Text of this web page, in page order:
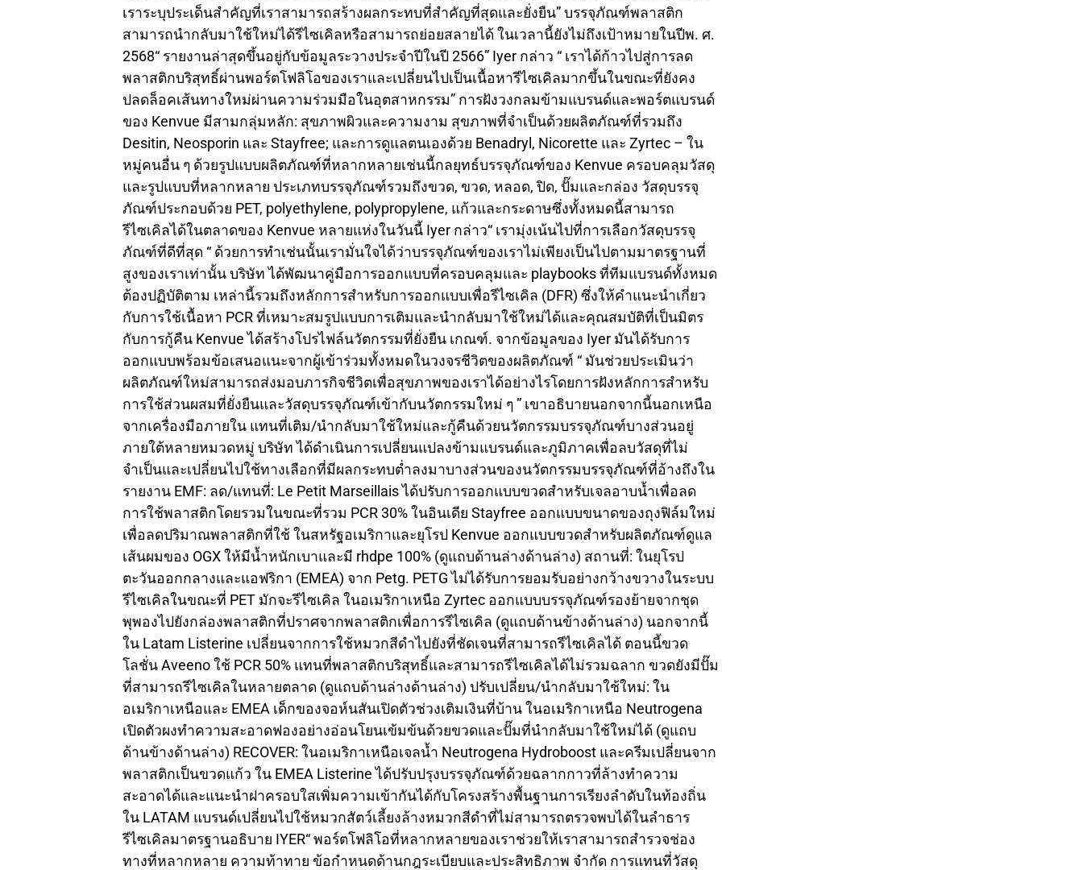
เราระบุประเด็นสำคัญที่เราสามารถสร้างผลกระทบที่สำคัญที่สุดและยั่งยืน” บรรจุภัณฑ์พลาสติก
สามารถนำกลับมาใช้ใหม่ได้รีไซเคิลหรือสามารถย่อยสลายได้ ในเวลานี้ยังไม่ถึงเป้าหมายในปีพ. ศ.
2568“ รายงานล่าสุดขึ้นอยู่กับข้อมูลระวางประจำปีในปี 2566” Iyer กล่าว “ เราได้ก้าวไปสู่การลด
พลาสติกบริสุทธิ์ผ่านพอร์ตโฟลิโอของเราและเปลี่ยนไปเป็นเนื้อหารีไซเคิลมากขึ้นในขณะที่ยังคง
ปลดล็อคเส้นทางใหม่ผ่านความร่วมมือในอุตสาหกรรม” การฝังวงกลมข้ามแบรนด์และพอร์ตแบรนด์
ของ Kenvue มีสามกลุ่มหลัก: สุขภาพผิวและความงาม สุขภาพที่จำเป็นด้วยผลิตภัณฑ์ที่รวมถึง
Desitin, Neosporin และ Stayfree; และการดูแลตนเองด้วย Benadryl, Nicorette และ Zyrtec – ใน
หมู่คนอื่น ๆ ด้วยรูปแบบผลิตภัณฑ์ที่หลากหลายเช่นนี้กลยุทธ์บรรจุภัณฑ์ของ Kenvue ครอบคลุมวัสดุ
และรูปแบบที่หลากหลาย ประเภทบรรจุภัณฑ์รวมถึงขวด, ขวด, หลอด, ปิด, ปั๊มและกล่อง วัสดุบรรจุ
ภัณฑ์ประกอบด้วย PET, polyethylene, polypropylene, แก้วและกระดาษซึ่งทั้งหมดนี้สามารถ
รีไซเคิลได้ในตลาดของ Kenvue หลายแห่งในวันนี้ Iyer กล่าว“ เรามุ่งเน้นไปที่การเลือกวัสดุบรรจุ
ภัณฑ์ที่ดีที่สุด “ ด้วยการทำเช่นนั้นเรามั่นใจได้ว่าบรรจุภัณฑ์ของเราไม่เพียงเป็นไปตามมาตรฐานที่
สูงของเราเท่านั้น บริษัท ได้พัฒนาคู่มือการออกแบบที่ครอบคลุมและ playbooks ที่ทีมแบรนด์ทั้งหมด
ต้องปฏิบัติตาม เหล่านี้รวมถึงหลักการสำหรับการออกแบบเพื่อรีไซเคิล (DFR) ซึ่งให้คำแนะนำเกี่ยว
กับการใช้เนื้อหา PCR ที่เหมาะสมรูปแบบการเติมและนำกลับมาใช้ใหม่ได้และคุณสมบัติที่เป็นมิตร
กับการกู้คืน Kenvue ได้สร้างโปรไฟล์นวัตกรรมที่ยั่งยืน เกณฑ์. จากข้อมูลของ Iyer มันได้รับการ
ออกแบบพร้อมข้อเสนอแนะจากผู้เข้าร่วมทั้งหมดในวงจรชีวิตของผลิตภัณฑ์ “ มันช่วยประเมินว่า
ผลิตภัณฑ์ใหม่สามารถส่งมอบภารกิจชีวิตเพื่อสุขภาพของเราได้อย่างไรโดยการฝังหลักการสำหรับ
การใช้ส่วนผสมที่ยั่งยืนและวัสดุบรรจุภัณฑ์เข้ากับนวัตกรรมใหม่ ๆ ” เขาอธิบายนอกจากนี้นอกเหนือ
จากเครื่องมือภายใน แทนที่เติม/นำกลับมาใช้ใหม่และกู้คืนด้วยนวัตกรรมบรรจุภัณฑ์บางส่วนอยู่
ภายใต้หลายหมวดหมู่ บริษัท ได้ดำเนินการเปลี่ยนแปลงข้ามแบรนด์และภูมิภาคเพื่อลบวัสดุที่ไม่
จำเป็นและเปลี่ยนไปใช้ทางเลือกที่มีผลกระทบต่ำลงมาบางส่วนของนวัตกรรมบรรจุภัณฑ์ที่อ้างถึงใน
รายงาน EMF: ลด/แทนที่: Le Petit Marseillais ได้ปรับการออกแบบขวดสำหรับเจลอาบน้ำเพื่อลด
การใช้พลาสติกโดยรวมในขณะที่รวม PCR 30% ในอินเดีย Stayfree ออกแบบขนาดของถุงฟิล์มใหม่
เพื่อลดปริมาณพลาสติกที่ใช้ ในสหรัฐอเมริกาและยุโรป Kenvue ออกแบบขวดสำหรับผลิตภัณฑ์ดูแล
เส้นผมของ OGX ให้มีน้ำหนักเบาและมี rhdpe 100% (ดูแถบด้านล่างด้านล่าง) สถานที่: ในยุโรป
ตะวันออกกลางและแอฟริกา (EMEA) จาก Petg. PETG ไม่ได้รับการยอมรับอย่างกว้างขวางในระบบ
รีไซเคิลในขณะที่ PET มักจะรีไซเคิล ในอเมริกาเหนือ Zyrtec ออกแบบบรรจุภัณฑ์รองย้ายจากชุด
พุพองไปยังกล่องพลาสติกที่ปราศจากพลาสติกเพื่อการรีไซเคิล (ดูแถบด้านข้างด้านล่าง) นอกจากนี้
ใน Latam Listerine เปลี่ยนจากการใช้หมวกสีดำไปยังที่ชัดเจนที่สามารถรีไซเคิลได้ ตอนนี้ขวด
โลชั่น Aveeno ใช้ PCR 50% แทนที่พลาสติกบริสุทธิ์และสามารถรีไซเคิลได้ไม่รวมฉลาก ขวดยังมีปั๊ม
ที่สามารถรีไซเคิลในหลายตลาด (ดูแถบด้านล่างด้านล่าง) ปรับเปลี่ยน/นำกลับมาใช้ใหม่: ใน
อเมริกาเหนือและ EMEA เด็กของจอห์นสันเปิดตัวช่วงเติมเงินที่บ้าน ในอเมริกาเหนือ Neutrogena
เปิดตัวผงทำความสะอาดฟองอย่างอ่อนโยนเข้มข้นด้วยขวดและปั๊มที่นำกลับมาใช้ใหม่ได้ (ดูแถบ
ด้านข้างด้านล่าง) RECOVER: ในอเมริกาเหนือเจลน้ำ Neutrogena Hydroboost และครีมเปลี่ยนจาก
พลาสติกเป็นขวดแก้ว ใน EMEA Listerine ได้ปรับปรุงบรรจุภัณฑ์ด้วยฉลากกาวที่ล้างทำความ
สะอาดได้และแนะนำฝาครอบใสเพิ่มความเข้ากันได้กับโครงสร้างพื้นฐานการเรียงลำดับในท้องถิ่น
ใน LATAM แบรนด์เปลี่ยนไปใช้หมวกสัตว์เลี้ยงล้างหมวกสีดำที่ไม่สามารถตรวจพบได้ในลำธาร
รีไซเคิลมาตรฐานอธิบาย IYER“ พอร์ตโฟลิโอที่หลากหลายของเราช่วยให้เราสามารถสำรวจช่อง
ทางที่หลากหลาย ความท้าทาย ข้อกำหนดด้านกฎระเบียบและประสิทธิภาพ จำกัด การแทนที่วัสดุ